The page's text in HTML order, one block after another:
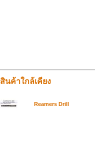
สินค้าใกล้เคียง
Reamers Drill